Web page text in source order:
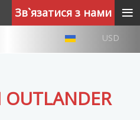
USD
OUTLANDER
Зв`язатися з нами ≡